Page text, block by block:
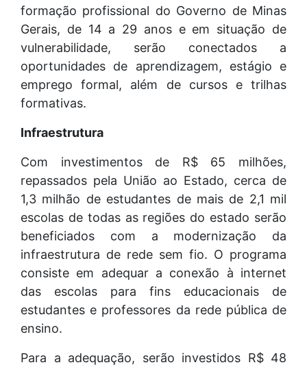
formação profissional do Governo de Minas
Gerais, de 14 a 29 anos e em situação de
vulnerabilidade, serão conectados a
oportunidades de aprendizagem, estágio e
emprego formal, além de cursos e trilhas
formativas.
Infraestrutura
Com investimentos de R$ 65 milhões,
repassados pela União ao Estado, cerca de
1,3 milhão de estudantes de mais de 2,1 mil
escolas de todas as regiões do estado serão
beneficiados com a modernização da
infraestrutura de rede sem fio. O programa
consiste em adequar a conexão à internet
das escolas para fins educacionais de
estudantes e professores da rede pública de
ensino.
Para a adequação, serão investidos R$ 48